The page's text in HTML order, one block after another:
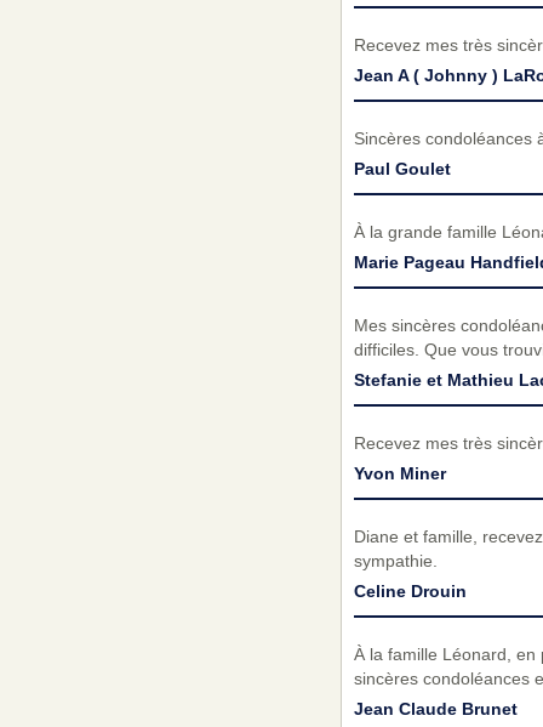
Recevez mes très
Jean A ( Johnny )
Sincères condoléances
Paul Goulet
À la grande famille
Marie Pageau
Mes sincères
difficiles. Que vous
Stefanie et Mathieu
Recevez mes très
Yvon Miner
Diane et famille,
sympathie.
Celine Drouin
À la famille Léonard, en
sincères condoléances
Jean Claude Brunet